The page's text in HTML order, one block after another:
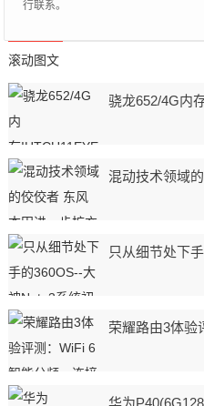
行联系。
滚动图文
骁龙652/4G内
混动技术领域
只从细节处下
荣耀路由3体验